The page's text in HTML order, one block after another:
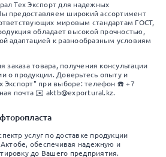
Тех Экспорт для надежных
предоставляем широкий ассортимент
мировым стандартам ГОСТ,
обладает высокой прочностью,
адаптацией к разнообразным условиям
заказа товара, получения консультации
о продукции. Доверьтесь опыту и
Экспорт" при выборе: телефон ☎️ +7
почта ✉️ aktb@exportural.kz.
услуг по доставке продукции
обеспечивая надежную и
до Вашего предприятия.